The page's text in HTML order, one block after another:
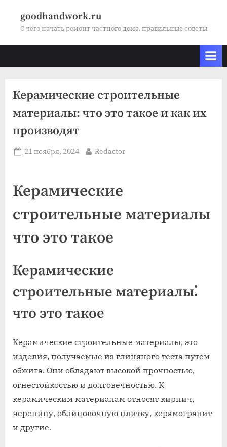
goodhandwork.ru
С чего начать ремонт частного дома, правильные советы
Керамические строительные
материалы: что это такое и как их
производят
Posted
21 ноября, 2024 By
Redactor
Керамические
строительные материалы
что это такое
Керамические
строительные материалы⁚
что это такое
Керамические строительные материалы, это
изделия, получаемые из глиняного теста путем
обжига. Они обладают высокой прочностью,
огнестойкостью и долговечностью. К
керамическим материалам относят кирпич,
черепицу, облицовочную плитку, керамогранит
и другие.